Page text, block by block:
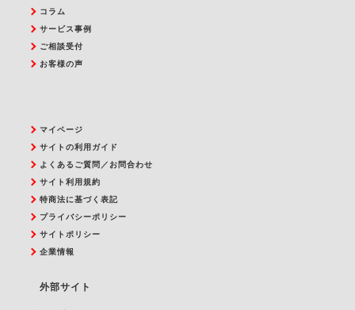
コラム
サービス事例
ご相談受付
お客様の声
マイページ
サイトの利用ガイド
よくあるご質問／お問合わせ
サイト利用規約
特商法に基づく表記
プライバシーポリシー
サイトポリシー
企業情報
外部サイト